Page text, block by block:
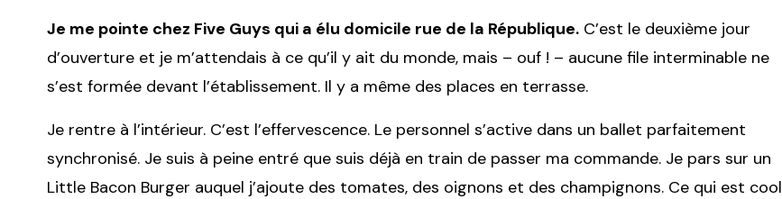
Je me pointe chez Five Guys qui a élu domicile rue de la République. C’est le deuxième jour
d’ouverture et je m’attendais à ce qu’il y ait du monde, mais – ouf ! – aucune file interminable ne
s’est formée devant l’établissement. Il y a même des places en terrasse.
Je rentre à l’intérieur. C’est l’effervescence. Le personnel s’active dans un ballet parfaitement
synchronisé. Je suis à peine entré que suis déjà en train de passer ma commande. Je pars sur un
Little Bacon Burger auquel j’ajoute des tomates, des oignons et des champignons. Ce qui est cool